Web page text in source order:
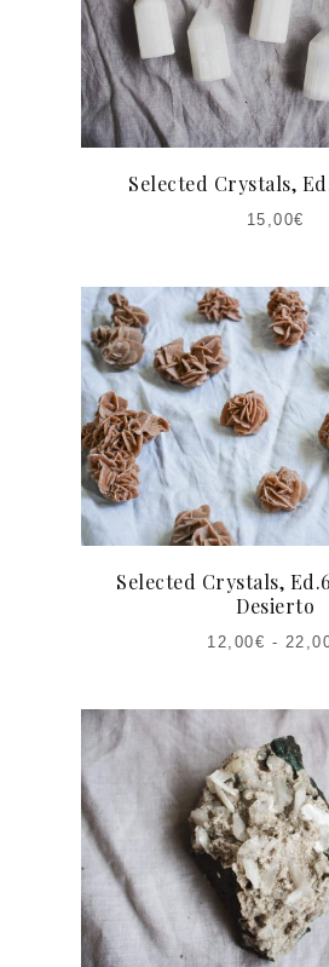
Selected Crystals,
15,00€
Selected Crystals,
Desierto
12,00€ -